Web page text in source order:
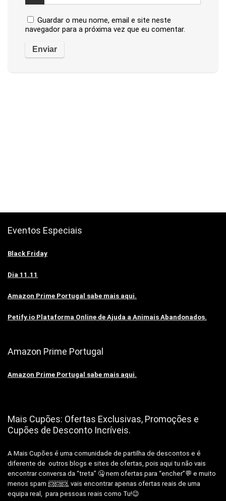
Guardar o meu nome, email e site neste
navegador para a próxima vez que eu comentar.
Eventos Especiais
Black Friday
Dia 11.11
Amazon Prime Portugal sabe mais aqui.
Petify.io Plataforma Online de Ajuda a Animais Abandonados.
Amazon Prime Portugal
Amazon Prime Portugal sabe mais aqui.
Mais Cupões: Ofertas Exclusivas, Promoções e
Cupões de Desconto Incríveis.
A Mais Cupões é uma comunidade de partilha de descontos e é
diferente de outros blogs e sites de ofertas, pois aqui tu não vais
encontrar conversa da “treta” 🤐 nem ofertas para “encher”💬 e muito
menos spam 📨📨📨, vais encontrar apenas ofertas reais de uma
equipa real, para pessoas reais como Tu!😉